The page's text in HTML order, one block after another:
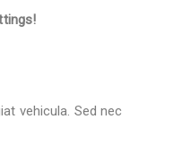
vehicula. Sed nec